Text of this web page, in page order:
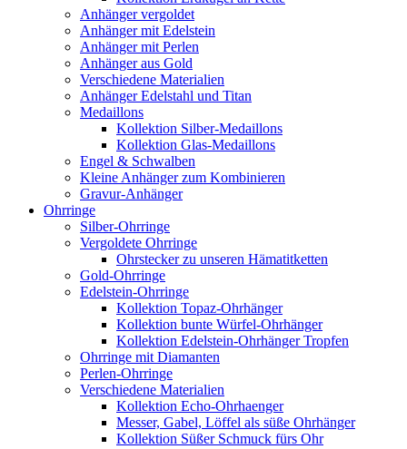
Anhänger vergoldet
Anhänger mit Edelstein
Anhänger mit Perlen
Anhänger aus Gold
Verschiedene Materialien
Anhänger Edelstahl und Titan
Medaillons
Kollektion Silber-Medaillons
Kollektion Glas-Medaillons
Engel & Schwalben
Kleine Anhänger zum Kombinieren
Gravur-Anhänger
Ohrringe
Silber-Ohrringe
Vergoldete Ohrringe
Ohrstecker zu unseren Hämatitketten
Gold-Ohrringe
Edelstein-Ohrringe
Kollektion Topaz-Ohrhänger
Kollektion bunte Würfel-Ohrhänger
Kollektion Edelstein-Ohrhänger Tropfen
Ohrringe mit Diamanten
Perlen-Ohrringe
Verschiedene Materialien
Kollektion Echo-Ohrhaenger
Messer, Gabel, Löffel als süße Ohrhänger
Kollektion Süßer Schmuck fürs Ohr